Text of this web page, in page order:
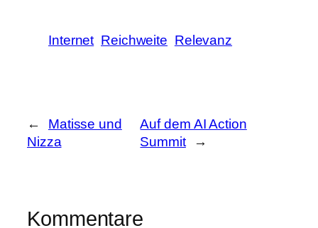
Internet Reichweite Relevanz
←
Matisse und
Nizza
Auf dem AI Action
Summit
→
Kommentare